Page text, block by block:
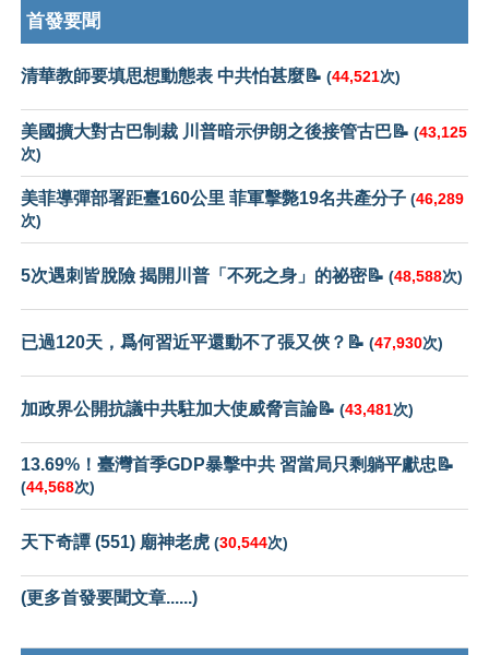
首發要聞
清華教師要填思想動態表 中共怕甚麼📝 (44,521次)
美國擴大對古巴制裁 川普暗示伊朗之後接管古巴📝 (43,125
次)
美菲導彈部署距臺160公里 菲軍擊斃19名共產分子 (46,289
次)
5次遇刺皆脫險 揭開川普「不死之身」的祕密📝 (48,588次)
已過120天，爲何習近平還動不了張又俠？📝 (47,930次)
加政界公開抗議中共駐加大使威脅言論📝 (43,481次)
13.69%！臺灣首季GDP暴擊中共 習當局只剩躺平獻忠📝
(44,568次)
天下奇譚 (551) 廟神老虎 (30,544次)
(更多首發要聞文章......)